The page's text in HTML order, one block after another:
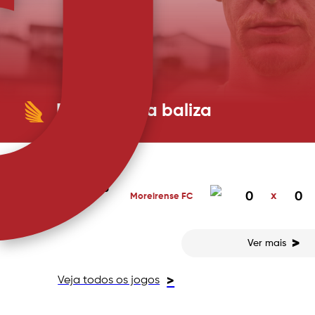
Raul fecha a baliza
O experiente guarda-redes chega do Botafogo,
Ganhou a Libertadores com Artur Jorge e vai
Rebollo e Estevão. A AVS Futebol SAD informa ter chegado a acordo com o Botafogo
de Futebol e Regatas para a transferência
PRÓXIMO JOGO
16 MAI 2026
Moreirense FC 0 x 0
Ver mais >
Veja todos os jogos >